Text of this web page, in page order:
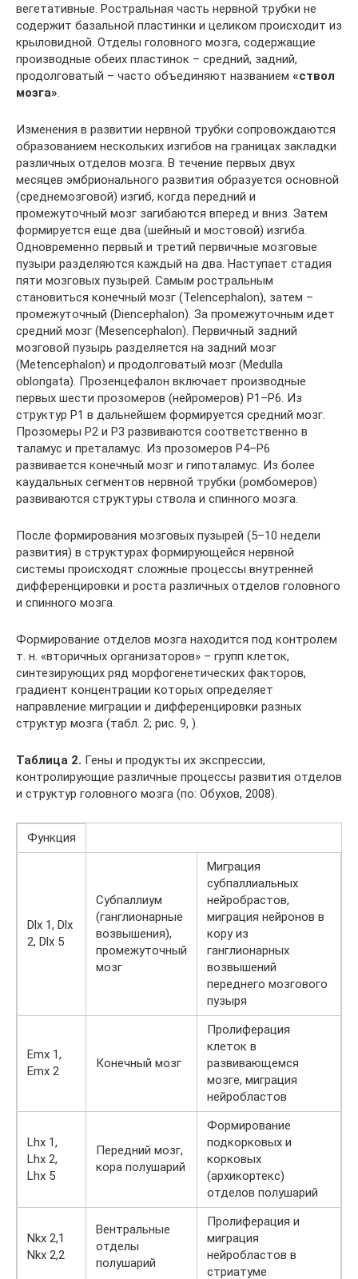
вегетативные. Ростральная часть нервной трубки не
содержит базальной пластинки и целиком происходит из
крыловидной. Отделы головного мозга, содержащие
производные обеих пластинок – средний, задний,
продолговатый – часто объединяют названием «ствол
мозга».
Изменения в развитии нервной трубки сопровождаются
образованием нескольких изгибов на границах закладки
различных отделов мозга. В течение первых двух
месяцев эмбрионального развития образуется основной
(среднемозговой) изгиб, когда передний и
промежуточный мозг загибаются вперед и вниз. Затем
формируется еще два (шейный и мостовой) изгиба.
Одновременно первый и третий первичные мозговые
пузыри разделяются каждый на два. Наступает стадия
пяти мозговых пузырей. Самым ростральным
становиться конечный мозг (Telencephalon), затем –
промежуточный (Diencephalon). За промежуточным идет
средний мозг (Mesencephalon). Первичный задний
мозговой пузырь разделяется на задний мозг
(Metencephalon) и продолговатый мозг (Medulla
oblongata). Прозенцефалон включает производные
первых шести прозомеров (нейромеров) P1–P6. Из
структур Р1 в дальнейшем формируется средний мозг.
Прозомеры Р2 и Р3 развиваются соответственно в
таламус и преталамус. Из прозомеров Р4–Р6
развивается конечный мозг и гипоталамус. Из более
каудальных сегментов нервной трубки (ромбомеров)
развиваются структуры ствола и спинного мозга.
После формирования мозговых пузырей (5–10 недели
развития) в структурах формирующейся нервной
системы происходят сложные процессы внутренней
дифференцировки и роста различных отделов головного
и спинного мозга.
Формирование отделов мозга находится под контролем
т. н. «вторичных организаторов» – групп клеток,
синтезирующих ряд морфогенетических факторов,
градиент концентрации которых определяет
направление миграции и дифференцировки разных
структур мозга (табл. 2; рис. 9, ).
Таблица 2. Гены и продукты их экспрессии,
контролирующие различные процессы развития отделов
и структур головного мозга (по: Обухов, 2008).
Функция
Dlx 1, Dlx
2, Dlx 5
Субпаллиум
(ганглионарные
возвышения),
промежуточный
мозг
Миграция
субпаллиальных
нейробрастов,
миграция нейронов в
кору из
ганглионарных
возвышений
переднего мозгового
пузыря
Emx 1,
Emx 2
Конечный мозг
Пролиферация
клеток в
развивающемся
мозге, миграция
нейробластов
Lhx 1,
Lhx 2,
Lhx 5
Передний мозг,
кора полушарий
Формирование
подкорковых и
корковых
(архикортекс)
отделов полушарий
Nkx 2,1
Nkx 2,2
Вентральные
отделы
полушарий
Пролиферация и
миграция
нейробластов в
стриатуме